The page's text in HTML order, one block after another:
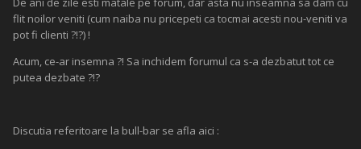
flit noilor veniti (cum naiba nu pricepeti ca tocmai acesti nou-veniti va
pot fi clienti ?!?) !
Acum, ce-ar insemna ?! Sa inchidem forumul ca s-a dezbatut tot ce
putea dezbate ?!?
Discutia referitoare la bull-bar se afla aici :